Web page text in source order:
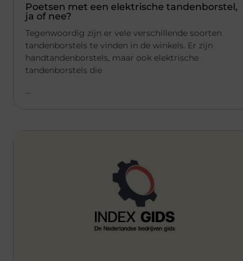
Poetsen met een elektrische tandenborstel,
ja of nee?
Tegenwoordig zijn er vele verschillende soorten
tandenborstels te vinden in de winkels. Er zijn
handtandenborstels, maar ook elektrische
tandenborstels die
...